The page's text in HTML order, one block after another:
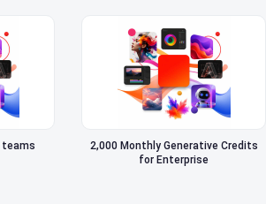
teams
2,000 Monthly Generative Credits
for Enterprise